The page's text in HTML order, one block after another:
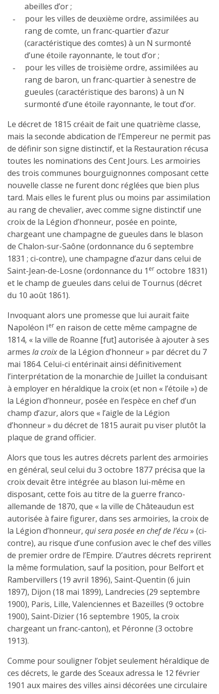
abeilles d’or ;
-
pour les villes de deuxième ordre, assimilées au
rang de comte, un franc-quartier d’azur
(caractéristique des comtes) à un N surmonté
d’une étoile rayonnante, le tout d’or ;
-
pour les villes de troisième ordre, assimilées au
rang de baron, un franc-quartier à senestre de
gueules (caractéristique des barons) à un N
surmonté d’une étoile rayonnante, le tout d’or.
Le décret de 1815 créait de fait une quatrième classe,
mais la seconde abdication de l’Empereur ne permit pas
de définir son signe distinctif, et la Restauration récusa
toutes les nominations des Cent Jours. Les armoiries
des trois communes bourguignonnes composant cette
nouvelle classe ne furent donc réglées que bien plus
tard. Mais elles le furent plus ou moins par assimilation
au rang de chevalier, avec comme signe distinctif une
croix de la Légion d’honneur, posée en pointe,
chargeant une champagne de gueules dans le blason
de Chalon-sur-Saône (ordonnance du 6 septembre
1831 ; ci-contre), une champagne d’azur dans celui de
Saint-Jean-de-Losne (ordonnance du 1 er octobre 1831)
et le champ de gueules dans celui de Tournus (décret
du 10 août 1861).
Invoquant alors une promesse que lui aurait faite
Napoléon Ier en raison de cette même campagne de
1814, « la ville de Roanne [fut] autorisée à ajouter à ses
armes la croixde la Légion d’honneur » par décret du 7
mai 1864. Celui-ci entérinait ainsi définitivement
l’interprétation de la monarchie de Juillet la conduisant
à employer en héraldique la croix (et non « l’étoile ») de
la Légion d’honneur, posée en l’espèce en chef d’un
champ d’azur, alors que « l’aigle de la Légion
d’honneur » du décret de 1815 aurait pu viser plutôt la
plaque de grand officier.
Alors que tous les autres décrets parlent des armoiries
en général, seul celui du 3 octobre 1877 précisa que la
croix devait être intégrée au blason lui-même en
disposant, cette fois au titre de la guerre franco-
allemande de 1870, que « la ville de Châteaudun est
autorisée à faire figurer, dans ses armoiries, la croix de
la Légion d’honneur, qui sera posée en chef de l’écu» (ci-
contre), au risque d’une confusion avec le chef des villes
de premier ordre de l’Empire. D’autres décrets reprirent
la même formulation, sauf la position, pour Belfort et
Rambervillers (19 avril 1896), Saint-Quentin (6 juin
1897), Dijon (18 mai 1899), Landrecies (29 septembre
1900), Paris, Lille, Valenciennes et Bazeilles (9 octobre
1900), Saint-Dizier (16 septembre 1905, la croix
chargeant un franc-canton), et Péronne (3 octobre
1913).
Comme pour souligner l’objet seulement héraldique de
ces décrets, le garde des Sceaux adressa le 12 février
1901 aux maires des villes ainsi décorées une circulaire